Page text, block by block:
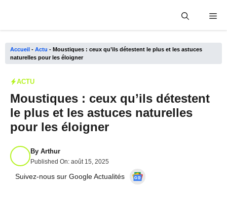
Accueil - Actu - Moustiques : ceux qu’ils détestent le plus et les astuces
naturelles pour les éloigner
ACTU
Moustiques : ceux qu’ils détestent
le plus et les astuces naturelles
pour les éloigner
By Arthur
Published On: août 15, 2025
Suivez-nous sur Google Actualités